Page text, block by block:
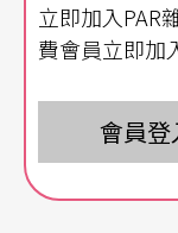
再現一五四五
索，法國編舞
hristian Rizzo
立即加入PAR
費會員立即加
會員登